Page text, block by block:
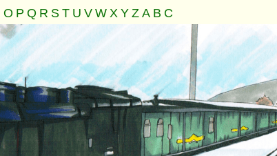
O P Q R S T U V W X Y Z A B C
· Familie Gemeinschaft Nahrung ·